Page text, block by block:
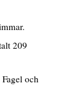
209
och